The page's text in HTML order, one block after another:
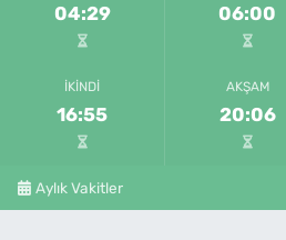
04:29 06:00
İKINDI
16:55
AKŞAM
20:06
Aylık Vakitler